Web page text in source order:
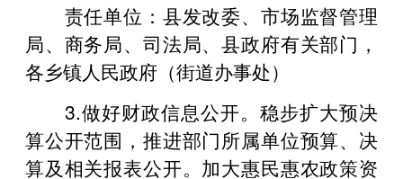
责任单位：县发改委、市场监督管理
局、商务局、司法局、县政府有关部门，
各乡镇人民政府（街道办事处）
3.做好财政信息公开。稳步扩大预决
算公开范围，推进部门所属单位预算、决
算及相关报表公开。加大惠民惠农政策资